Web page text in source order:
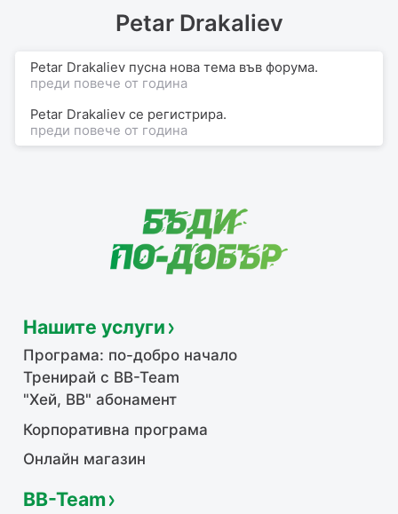
Petar Drakaliev
Petar Drakaliev пусна нова тема във форума.
преди повече от година
Petar Drakaliev се регистрира.
преди повече от година
Нашите услуги
Програма: по-добро начало
Тренирай с BB-Team
"Хей, ВВ" абонамент
Корпоративна програма
Онлайн магазин
BB-Team